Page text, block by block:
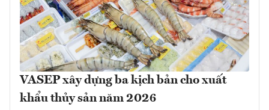
VASEP xây dựng ba kịch bản cho xuất
khẩu thủy sản năm 2026